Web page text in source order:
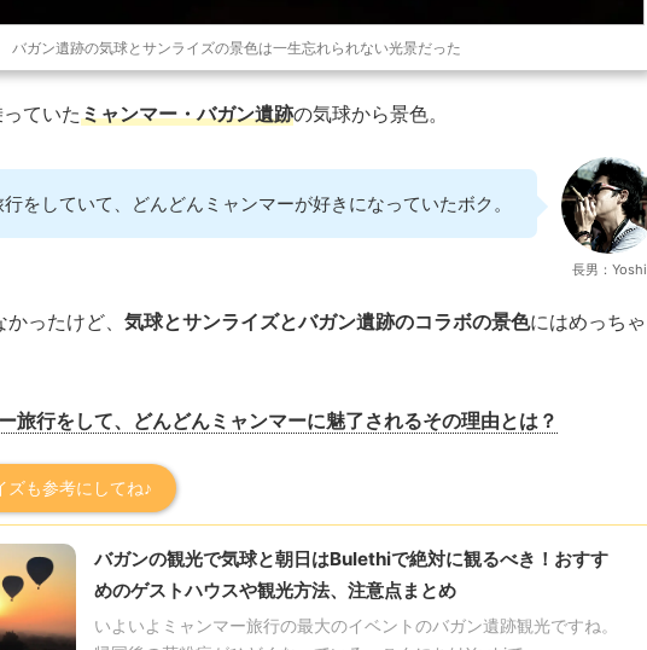
バガン遺跡の気球とサンライズの景色は一生忘れられない光景だった
ていたミャンマー・バガン遺跡の気球から景色。
をしていて、どんどんミャンマーが好きになっていたボク。
長男：Yoshi
ったけど、 気球とサンライズとバガン遺跡のコラボの景色にはめっちゃ
旅行をして、どんどんミャンマーに魅了されるその理由とは？
ズも参考にしてね♪
バガンの観光で気球と朝日はBulethiで絶対に観るべき！おすす
めのゲストハウスや観光方法、注意点まとめ
いよいよミャンマー旅行の最大のイベントのバガン遺跡観光ですね。